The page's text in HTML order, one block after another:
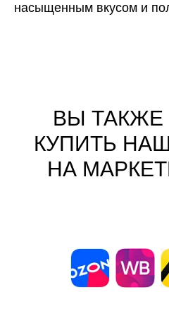
насыщенным вкусом и
ВЫ
КУПИТЬ
НА